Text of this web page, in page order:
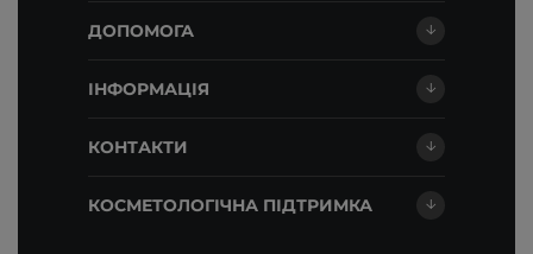
ДОПОМОГА
ІНФОРМАЦІЯ
КОНТАКТИ
КОСМЕТОЛОГІЧНА ПІДТРИМКА